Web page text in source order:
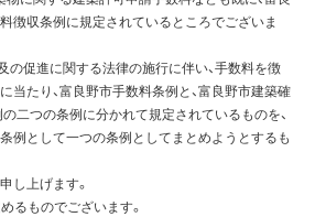
徴収条例に規定されているところでございま
の促進に関する法律の施行に伴い、手数料を徴
当たり、富良野市手数料条例と、富良野市建築確
二つの条例に分かれて規定されているものを、
例として一つの条例としてまとめようとするも
し上げます。
るものでございます。